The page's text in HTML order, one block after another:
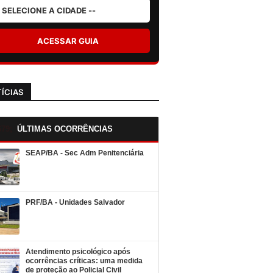
ACESSAR GUIA
ÚLTIMAS OCORRÊNCIAS
SEAP/BA - Sec Adm Penitenciária
PRF/BA - Unidades Salvador
Atendimento psicológico após
ocorrências críticas: uma medida
de proteção ao Policial Civil